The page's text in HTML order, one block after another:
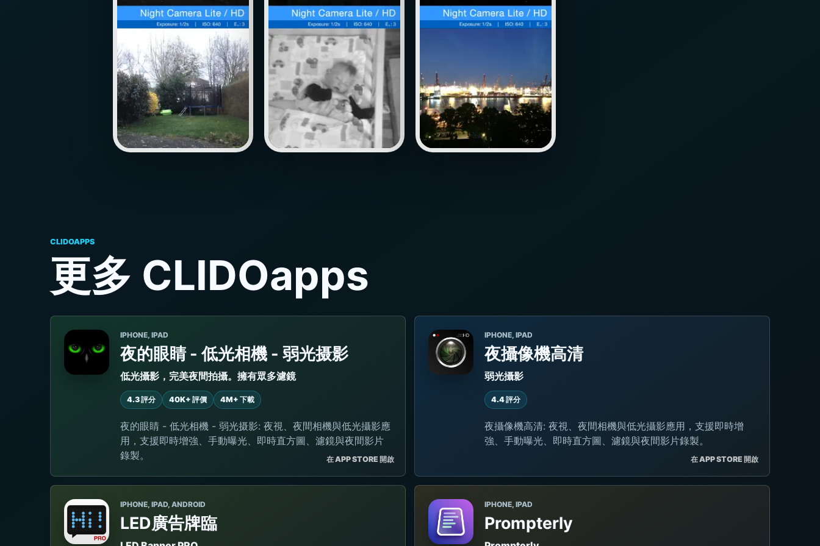
CLIDOAPPS
更多 CLIDOapps
IPHONE, IPAD
夜的眼睛 - 低光相機 - 弱光摄影
低光攝影，完美夜間拍攝。擁有眾多濾鏡
4.3 評分 40K+ 評價 4M+ 下載
夜的眼睛 - 低光相機 - 弱光摄影: 夜視、夜間相機與低光攝影應
用，支援即時增強、手動曝光、即時直方圖、濾鏡與夜間影片
錄製。
在 APP STORE 開啟
IPHONE, IPAD
夜攝像機高清
弱光攝影
4.4 評分
夜攝像機高清: 夜視、夜間相機與低光攝影應用，支援即時增
強、手動曝光、即時直方圖、濾鏡與夜間影片錄製。
在 APP STORE 開啟
IPHONE, IPAD, ANDROID
LED廣告牌臨
IPHONE, IPAD
Prompterly